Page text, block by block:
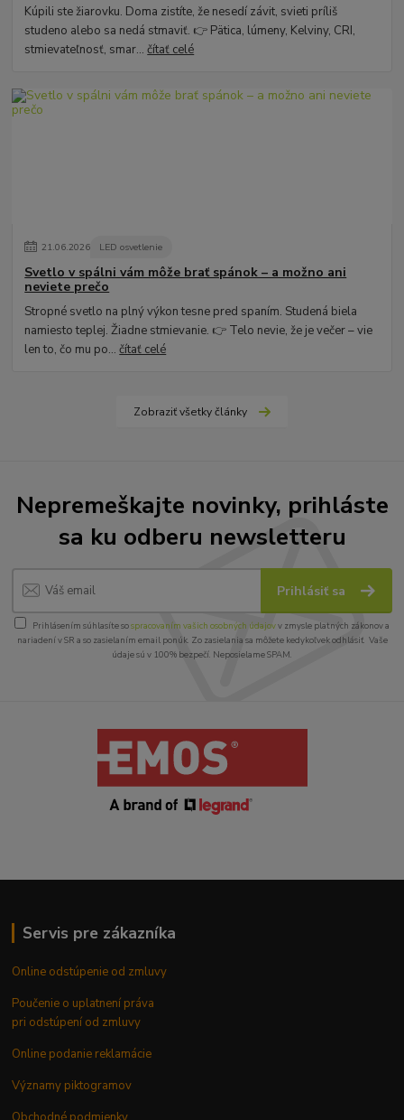
Kúpili ste žiarovku. Doma zistíte, že nesedí závit, svieti príliš
studeno alebo sa nedá stmaviť. 👉 Pätica, lúmeny, Kelviny, CRI,
stmievateľnosť, smar...čítať celé
21.06.2026 LED osvetlenie
Svetlo v spálni vám môže brať spánok – a možno ani
neviete prečo
Stropné svetlo na plný výkon tesne pred spaním. Studená biela
namiesto teplej. Žiadne stmievanie. 👉 Telo nevie, že je večer – vie
len to, čo mu po...čítať celé
Zobraziť všetky články
Nepremeškajte novinky, prihláste
sa ku odberu newsletteru
Prihlásiť sa
Prihlásením súhlasíte sospracovaním vašich osobných údajovv zmysle platných zákonov a
nariadení v SR a so zasielaním email ponúk. Zo zasielania sa môžete kedykoľvek odhlásiť. Vaše
údaje sú v 100% bezpečí. Neposielame SPAM.
Servis pre zákazníka
Online odstúpenie od zmluvy
Poučenie o uplatnení práva
pri odstúpení od zmluvy
Online podanie reklamácie
Významy piktogramov